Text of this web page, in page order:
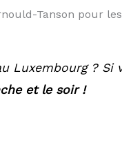
Tanson pour
Luxembourg ? Si
et le soir !